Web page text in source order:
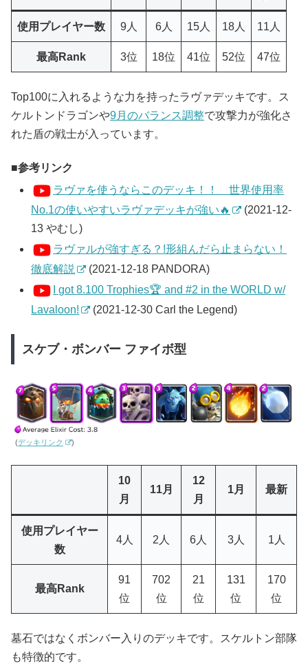
使用プレイヤー数 9人 6人 15人 18人 11人
最高Rank 3位 18位 41位 52位 47位
Top100に入れるような力を持ったラヴァデッキです。ス
ケルトンドラゴンや9月のバランス調整で攻撃力が強化さ
れた盾の戦士が入っています。
参考リンク
ラヴァを使うならこのデッキ！！ 世界使用率
No.1の使いやすいラヴァデッキが強い🔥
(2021-12-
13 やむし)
ラヴァルが強すぎる？!形組んだら止まらない！
徹底解説
(2021-12-18 PANDORA)
I got 8.100 Trophies🏆 and #2 in the WORLD w/
Lavaloon!
(2021-12-30 Carl the Legend)
スケブ・ボンバー ファイボ型
(デッキリンク )
10
月
11月
12
月
1月 最新
使用プレイヤー
数
4人 2人 6人 3人 1人
最高Rank
91
位
702
位
21
位
131
位
170
位
墓石ではなくボンバー入りのデッキです。スケルトン部隊
も特徴的です。